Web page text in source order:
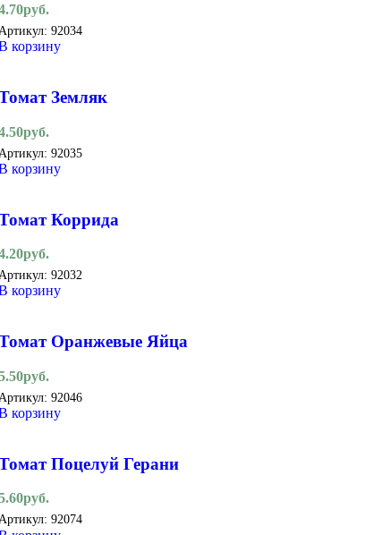
руб.
92034
корзину
Земляк
руб.
92035
корзину
Коррида
руб.
92032
корзину
Оранжевые Яйца
руб.
92046
корзину
Поцелуй Герани
руб.
92074